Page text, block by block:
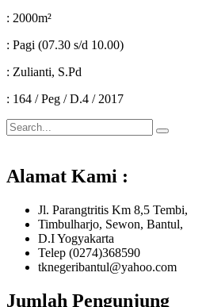
: 2000m²
: Pagi (07.30 s/d 10.00)
: Zulianti, S.Pd
: 164 / Peg / D.4 / 2017
Alamat Kami :
Jl. Parangtritis Km 8,5 Tembi,
Timbulharjo, Sewon, Bantul,
D.I Yogyakarta
Telep (0274)368590
tknegeribantul@yahoo.com
Jumlah Pengunjung